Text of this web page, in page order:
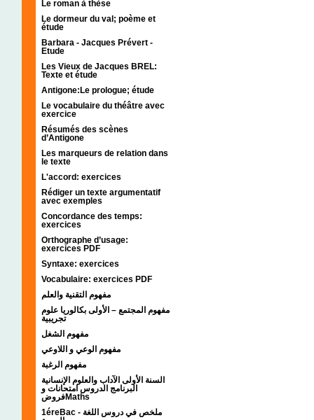
Le roman à thèse
Le dormeur du val; poème et
étude
Barbara - Jacques Prévert -
Etude
Les Vieux de Jacques BREL:
Texte et étude
Antigone:Le prologue; étude
Le vocabulaire du théâtre avec
exercice
Résumés des scènes
d’Antigone
Les marqueurs de relation dans
le texte
L'accord: exercices
Rédiger un texte argumentatif
avec exemples
Concordance des temps:
exercices
Orthographe d’usage:
exercices PDF
Syntaxe: exercices
Vocabulaire: exercices PDF
مفهوم التقنية والعلم
مفهوم المجتمع – الأولى بكالوريا علوم
تجريبية
مفهوم الشغل
مفهوم الوعي و اللاوعي
مفهوم الرغبة
السنة الأولى الآداب والعلوم الإنسانية
البرنامج الدروس امتحانات و
فروضMaths
1éreBac - ملخص في دروس اللغة